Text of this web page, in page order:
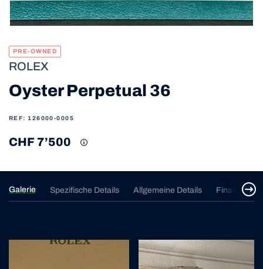
ROLEX
PRE-OWNED
Oyster Perpetual 36
REF: 126000-0005
CHF 7’500
Galerie Spezifische Details Allgemeine Details